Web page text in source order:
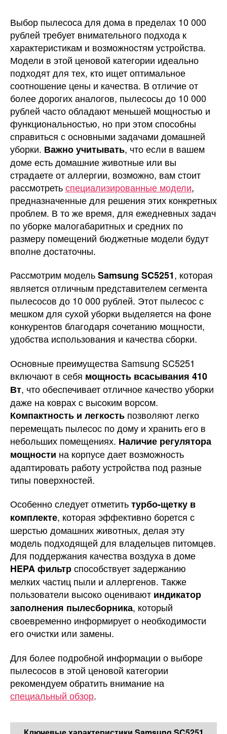
Выбор пылесоса для дома в пределах 10 000
рублей требует внимательного подхода к
характеристикам и возможностям устройства.
Модели в этой ценовой категории идеально
подходят для тех, кто ищет оптимальное
соотношение цены и качества. В отличие от
более дорогих аналогов, пылесосы до 10 000
рублей часто обладают меньшей мощностью и
функциональностью, но при этом способны
справиться с основными задачами домашней
уборки. Важно учитывать, что если в вашем
доме есть домашние животные или вы
страдаете от аллергии, возможно, вам стоит
рассмотретьспециализированные модели,
предназначенные для решения этих конкретных
проблем. В то же время, для ежедневных задач
по уборке малогабаритных и средних по
размеру помещений бюджетные модели будут
вполне достаточны.
Рассмотрим модельSamsung SC5251, которая
является отличным представителем сегмента
пылесосов до 10 000 рублей. Этот пылесос с
мешком для сухой уборки выделяется на фоне
конкурентов благодаря сочетанию мощности,
удобства использования и качества сборки.
Основные преимущества Samsung SC5251
включают в себя мощность всасывания 410
Вт, что обеспечивает отличное качество уборки
даже на коврах с высоким ворсом.
Компактность и легкость позволяют легко
перемещать пылесос по дому и хранить его в
небольших помещениях. Наличие регулятора
мощности на корпусе дает возможность
адаптировать работу устройства под разные
типы поверхностей.
Особенно следует отметитьтурбо-щетку в
комплекте, которая эффективно борется с
шерстью домашних животных, делая эту
модель подходящей для владельцев питомцев.
Для поддержания качества воздуха в доме
HEPA фильтрспособствует задержанию
мелких частиц пыли и аллергенов. Также
пользователи высоко оценивают индикатор
заполнения пылесборника, который
своевременно информирует о необходимости
его очистки или замены.
Для более подробной информации о выборе
пылесосов в этой ценовой категории
рекомендуем обратить внимание на
специальный обзор.